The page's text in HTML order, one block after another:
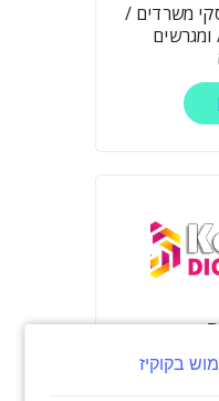
משרדים /
ומגרשים
–
בקוקיז